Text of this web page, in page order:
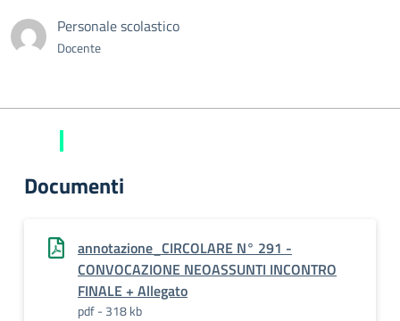
Personale scolastico
Docente
Documenti
annotazione_CIRCOLARE N° 291 -
CONVOCAZIONE NEOASSUNTI INCONTRO
FINALE + Allegato
pdf - 318 kb